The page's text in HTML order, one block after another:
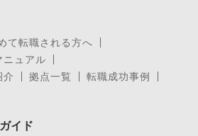
て転職される方へ
ニュアル
介
拠点一覧
転職成功事例
イド